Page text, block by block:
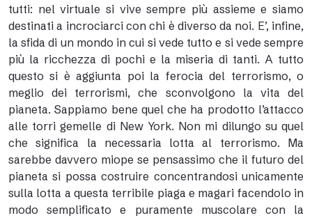
tutti: nel virtuale si vive sempre più assieme e siamo
destinati a incrociarci con chi è diverso da noi. E’, infine,
la sfida di un mondo in cui si vede tutto e si vede sempre
più la ricchezza di pochi e la miseria di tanti. A tutto
questo si è aggiunta poi la ferocia del terrorismo, o
meglio dei terrorismi, che sconvolgono la vita del
pianeta. Sappiamo bene quel che ha prodotto l’attacco
alle torri gemelle di New York. Non mi dilungo su quel
che significa la necessaria lotta al terrorismo. Ma
sarebbe davvero miope se pensassimo che il futuro del
pianeta si possa costruire concentrandosi unicamente
sulla lotta a questa terribile piaga e magari facendolo in
modo semplificato e puramente muscolare con la